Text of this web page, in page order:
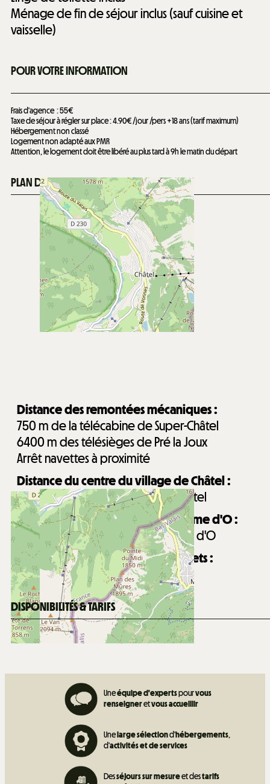
Ménage de fin de séjour inclus (sauf cuisine et
vaisselle)
POUR VOTRE INFORMATION
Frais d'agence 55€
Taxe de séjour à régler sur place : 4.90€ /jour /pers +18 ans (tarif maximum)
Hébergement non classé
Logement non adapté aux PMR
Attention, le logement doit être libéré au plus tard à 9h le matin du départ
PLAN DE LA STATION
Distance des remontées mécaniques :
750 m de la télécabine de Super-Châtel
6400 m des télésièges de Pré la Joux
Arrêt navettes à proximité
Distance du centre du village de Châtel :
600m du centre du village de Châtel
Distance du centre aquatique Forme d'O :
850
m du centre aquatique Forme d'O
Distance de la garderie Les Mouflets :
850m de la garderie Les Mouflets
DISPONIBILITÉS & TARIFS
Uneéquipe d'expertspourvous
renseigneretvous accueillir
Unelarge sélectiond'hébergements,
d'activités et deservices
Desséjours sur mesureet destarifs